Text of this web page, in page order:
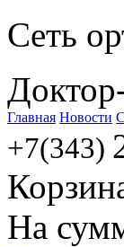
Сеть
Главная Новости
+7(343)
На